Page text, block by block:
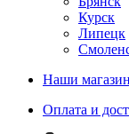
Курск
Липецк
Наши
Оплата и